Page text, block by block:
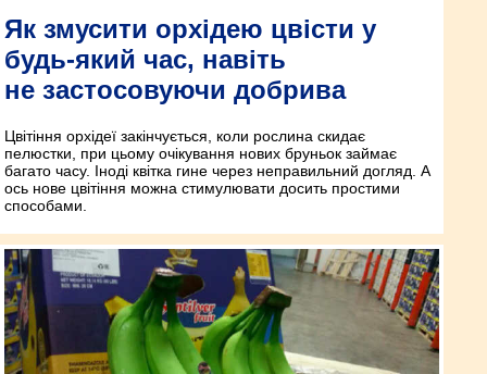
Як змусити орхідею цвісти у
будь-який час, навіть
не застосовуючи добрива
Цвітіння орхідеї закінчується, коли рослина скидає
пелюстки, при цьому очікування нових бруньок займає
багато часу. Іноді квітка гине через неправильний догляд. А
ось нове цвітіння можна стимулювати досить простими
способами.